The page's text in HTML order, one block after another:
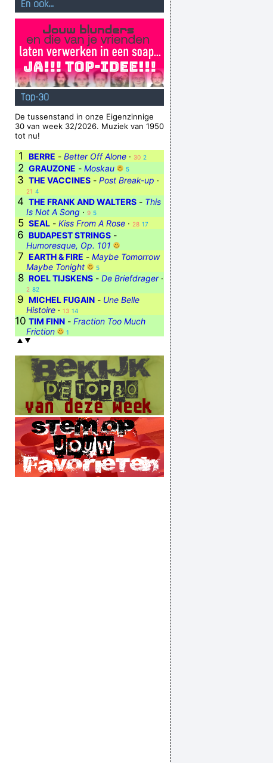
En ook...
Top-30
De tussenstand in onze Eigenzinnige
30 van week 32/2026. Muziek van 1950
tot nu!
1 BERRE - Better Off Alone · 30 2
2 GRAUZONE - Moskau 5
3 THE VACCINES - Post Break-up ·
21 4
4 THE FRANK AND WALTERS - This
Is Not A Song · 9 5
5 SEAL - Kiss From A Rose · 28 17
6 BUDAPEST STRINGS -
Humoresque, Op. 101
7 EARTH & FIRE - Maybe Tomorrow
Maybe Tonight
5
8 ROEL TIJSKENS - De Briefdrager·
2 82
9 MICHEL FUGAIN - Une Belle
Histoire · 13 14
10 TIM FINN - Fraction Too Much
Friction
1